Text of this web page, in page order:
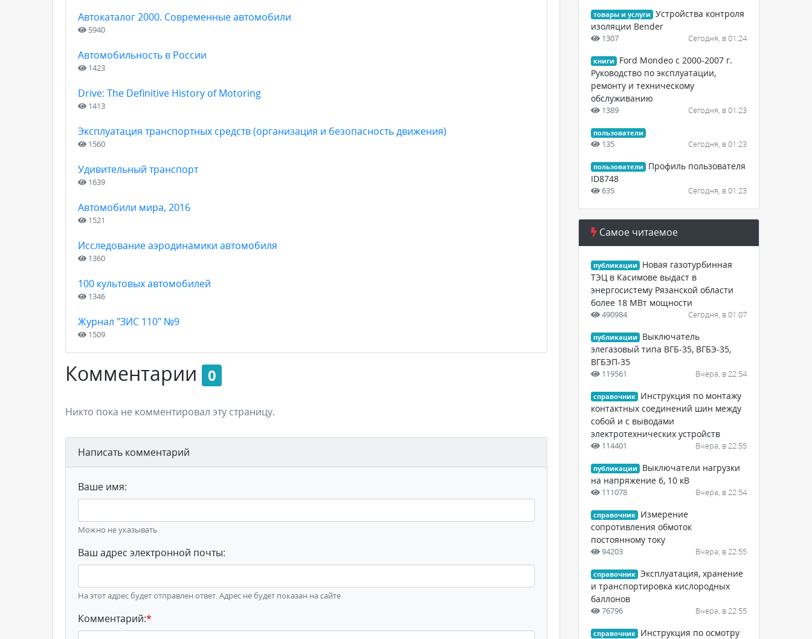
Автокаталог 2000. Современные автомобили
5940
Автомобильность в России
1423
Drive: The Definitive History of Motoring
1413
Эксплуатация транспортных средств (организация и безопасность движения)
1560
Удивительный транспорт
1639
Автомобили мира, 2016
1521
Исследование аэродинамики автомобиля
1360
100 культовых автомобилей
1346
Журнал "ЗИС 110" №9
1509
Комментарии 0
Никто пока не комментировал эту страницу.
Написать комментарий
Ваше имя:
Можно не указывать
Ваш адрес электронной почты:
На этот адрес будет отправлен ответ. Адрес не будет показан на сайте
Комментарий:*
товары и услуги
Устройства контроля
изоляции Bender
1307 Сегодня, в 01:24
книги
Ford Mondeo с 2000-2007 г.
Руководство по эксплуатации,
ремонту и техническому
обслуживанию
1389 Сегодня, в 01:23
пользователи
135 Сегодня, в 01:23
пользователи
Профиль пользователя
ID8748
635 Сегодня, в 01:23
Самое читаемое
публикации
Новая газотурбинная
ТЭЦ в Касимове выдаст в
энергосистему Рязанской области
более 18 МВт мощности
490984 Сегодня, в 01:07
публикации
Выключатель
элегазовый типа ВГБ-35, ВГБЭ-35,
ВГБЭП-35
119561 Вчера, в 22:54
справочник
Инструкция по монтажу
контактных соединений шин между
собой и с выводами
электротехнических устройств
114401 Вчера, в 22:55
публикации
Выключатели нагрузки
на напряжение 6, 10 кВ
111078 Вчера, в 22:54
справочник
Измерение
сопротивления обмоток
постоянному току
94203 Вчера, в 22:55
справочник Эксплуатация, хранение
и транспортировка кислородных
баллонов
76796 Вчера, в 22:55
справочник
Инструкция по осмотру